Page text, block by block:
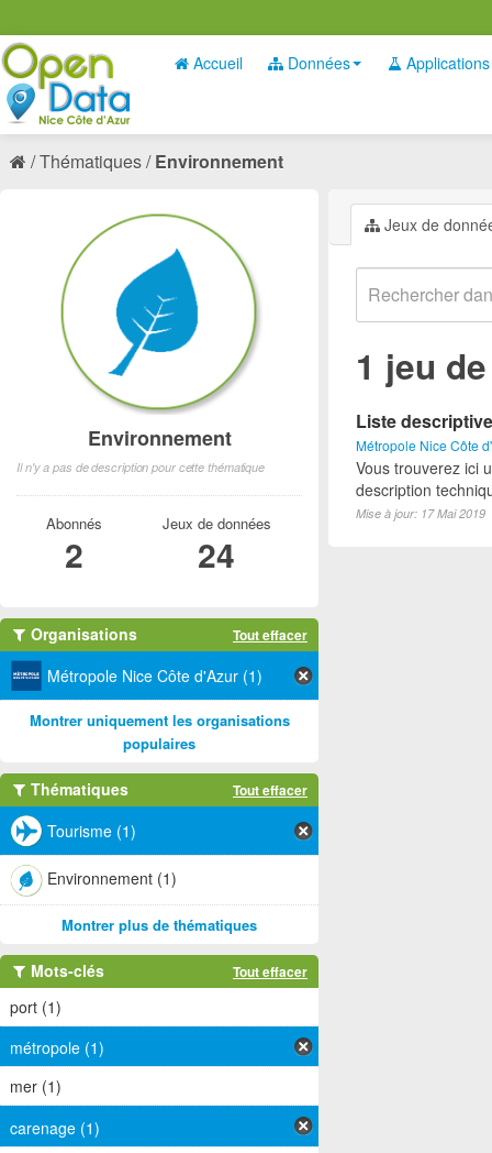
Accueil Données Applications
Thématiques Environnement
Jeux de
1 jeu
Liste
Métropole Nice Côte
Vous trouverez ici
description
Mise à jour: 17 Mai 2019
Environnement
Il n'y a pas de description pour cette thématique
Abonnés
2
Jeux de données
24
Organisations Tout effacer
Métropole Nice Côte d'Azur (1)
Montrer uniquement les organisations
populaires
Thématiques Tout effacer
Tourisme (1)
Environnement (1)
Montrer plus de thématiques
Mots-clés Tout effacer
port (1)
métropole (1)
mer (1)
carenage (1)